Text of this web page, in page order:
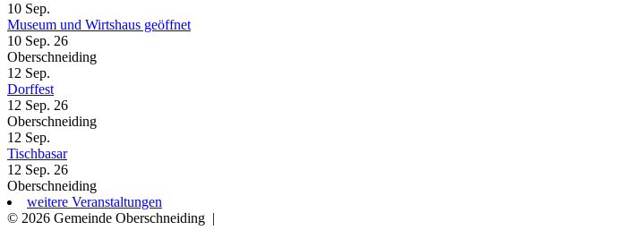
10 Sep.
Museum und Wirtshaus geöffnet
10 Sep. 26
Oberschneiding
12 Sep.
Dorffest
12 Sep. 26
Oberschneiding
12 Sep.
Tischbasar
12 Sep. 26
Oberschneiding
weitere Veranstaltungen
© 2026 Gemeinde Oberschneiding |